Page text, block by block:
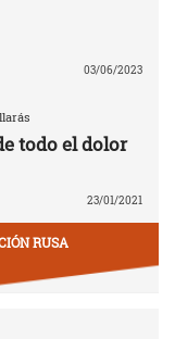
03/06/2023
todo el dolor
23/01/2021
RUSA